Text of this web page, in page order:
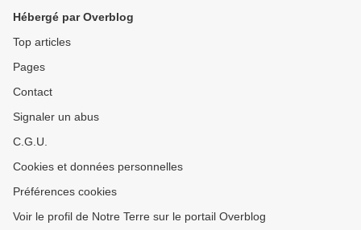
Hébergé par Overblog
Top articles
Pages
Contact
Signaler un abus
C.G.U.
Cookies et données personnelles
Préférences cookies
Voir le profil de Notre Terre sur le portail Overblog